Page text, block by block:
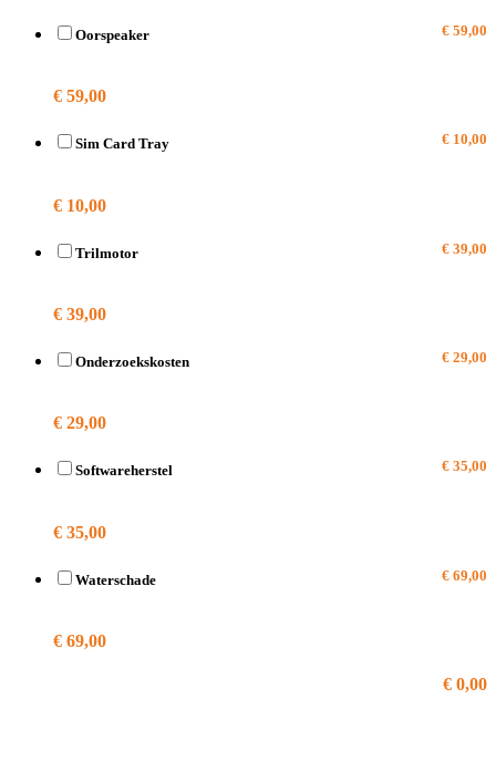
Oorspeaker € 59,00
€ 59,00
Sim Card Tray € 10,00
€ 10,00
Trilmotor € 39,00
€ 39,00
Onderzoekskosten € 29,00
€ 29,00
Softwareherstel € 35,00
€ 35,00
Waterschade € 69,00
€ 69,00
€ 0,00